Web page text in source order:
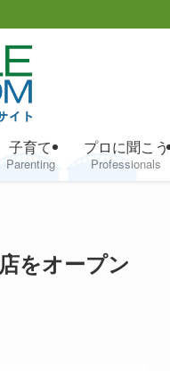
子育て
Parenting
プロに聞こう
Professionals
をオープン